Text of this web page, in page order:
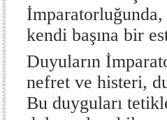
kendi başına bir
Duyuların
nefret ve histeri,
Bu duyguları